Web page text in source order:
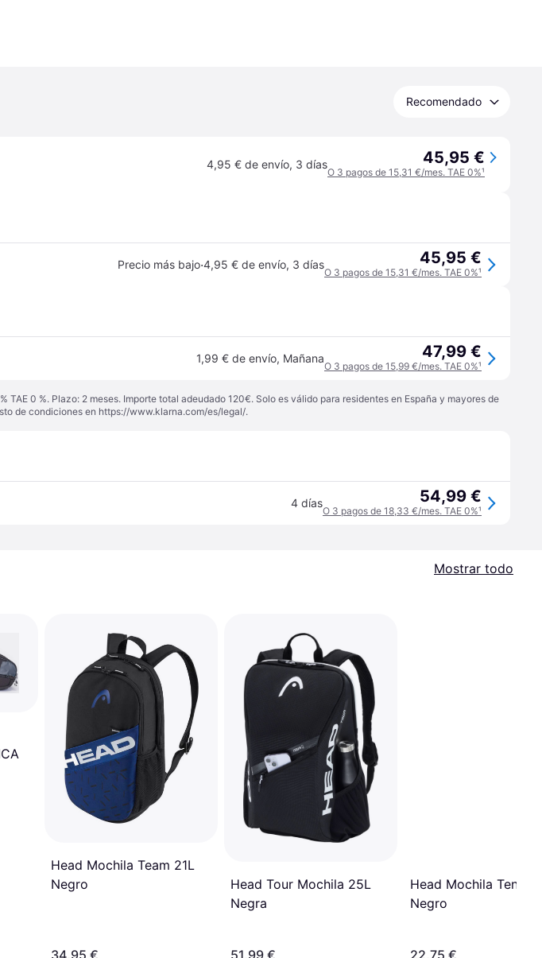
Recomendado
4,95 € de envío, 3 días 45,95 €
O 3 pagos de 15,31 €/mes. TAE 0%¹
Precio más bajo·4,95 € de envío, 3 días 45,95 €
O 3 pagos de 15,31 €/mes. TAE 0%¹
1,99 € de envío, Mañana 47,99 €
O 3 pagos de 15,99 €/mes. TAE 0%¹
0 %. Plazo: 2 meses. Importe total adeudado 120€. Solo es válido para residentes en España y mayores de
de condiciones en https://www.klarna.com/es/legal/.
4 días 54,99 €
O 3 pagos de 18,33 €/mes. TAE 0%¹
Mostrar todo
Head Mochila Team 21L
Negro
34,95 €
Head Tour Mochila 25L
Negra
51,99 €
Head Mochila Tenis
Negro
22,75 €